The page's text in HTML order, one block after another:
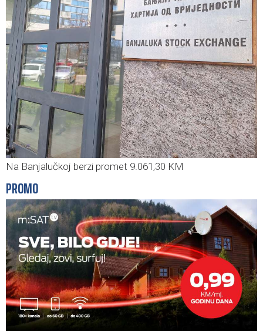
Na Banjalučkoj berzi promet 9.061,30 KM
PROMO